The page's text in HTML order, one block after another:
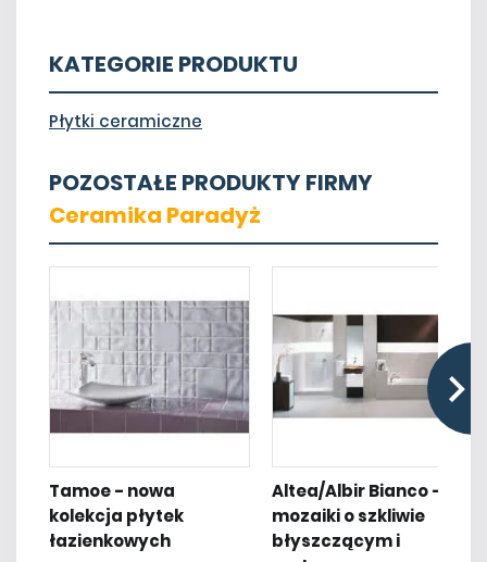
KATEGORIE PRODUKTU
Płytki ceramiczne
POZOSTAŁE PRODUKTY FIRMY
Ceramika Paradyż
Tamoe - nowa
kolekcja płytek
łazienkowych
Altea/Albir Bianco -
mozaiki o szkliwie
błyszczącym i